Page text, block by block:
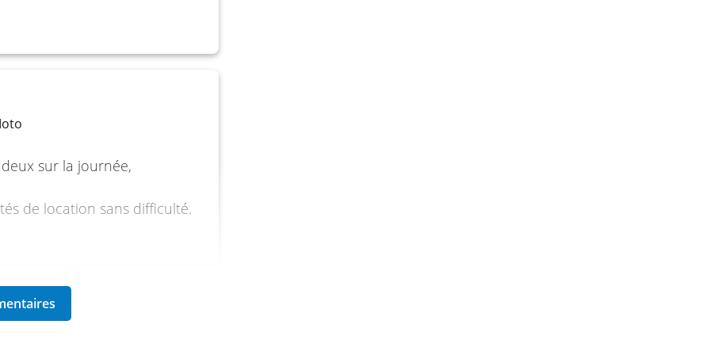
ajustable en précharge
sur la journée,
de location sans difficulté.